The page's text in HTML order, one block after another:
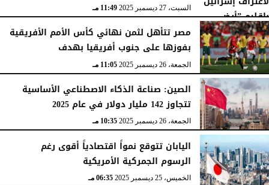
السبت، 27 ديسمبر 2025 11:49 مـ
مصر تتأهل لثمن نهائي كأس الأمم الأفريقية
بفوزها على جنوب أفريقيا بهدف
الجمعة، 26 ديسمبر 2025 11:05 مـ
الصين: صناعة الذكاء الاصطناعي الأساسية
تتجاوز 142 مليار دولار في عام 2025
الجمعة، 26 ديسمبر 2025 10:35 مـ
اليابان تتوقع نمواً اقتصادياً أقوى رغم
الرسوم الجمركية الأمريكية
الخميس، 25 ديسمبر 2025 06:35 مـ